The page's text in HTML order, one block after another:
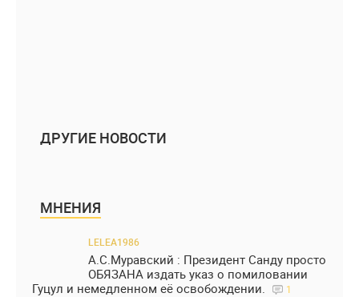
ДРУГИЕ НОВОСТИ
МНЕНИЯ
LELEA1986
А.С.Муравский : Президент Санду просто
ОБЯЗАНА издать указ о помиловании
Гуцул и немедленном её освобождении.
1